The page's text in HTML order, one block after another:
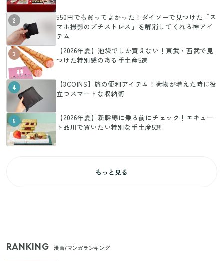
2
550円でも買ってよかった！ダイソーで見つけた「ス
マホ撮影のプチストレス」を解消してくれる神アイ
テム
3
【2026年夏】池袋でしか買えない！東武・西武で見
つけた特別感のある手土産5選
4
【3COINS】旅の便利アイテム！荷物が増えた時に役
立つスマートな収納術
5
【2026年夏】新幹線に乗る前にチェック！エキュー
ト品川で買いたい特別な手土産5選
もっと見る
RANKING 漫画/マンガランキング